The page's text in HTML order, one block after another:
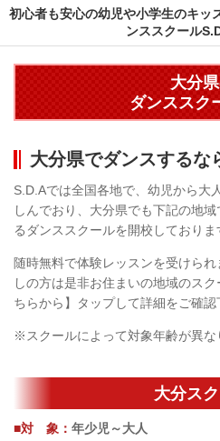
初心者も安心の幼児や小学生のキッ
ンススクール
大分
ダンススク
大分県でダンスするな
S.D.Aでは全国各地で、幼児から大
しんでおり、大分県でも下記の地
るダンススクールを開校しておりま
随時無料で体験レッスンを受けら
しの方は是非お住まいの地域のス
ちらから】タップして詳細をご確認
※スクールによって対象年齢が異な
大分ス
■対 象： 年少児～大人